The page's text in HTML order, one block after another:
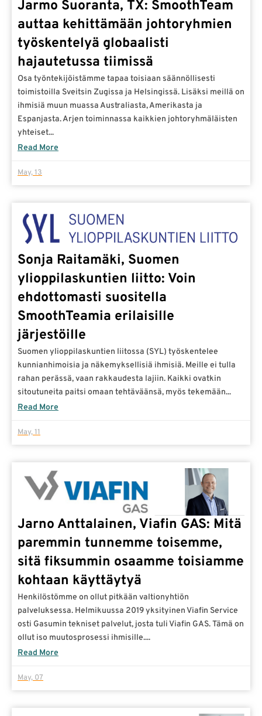
Jarmo Suoranta, TX: SmoothTeam
auttaa kehittämään johtoryhmien
työskentelyä globaalisti
hajautetussa tiimissä
Osa työntekijöistämme tapaa toisiaan säännöllisesti
toimistoilla Sveitsin Zugissa ja Helsingissä. Lisäksi meillä on
ihmisiä muun muassa Australiasta, Amerikasta ja
Espanjasta. Arjen toiminnassa kaikkien johtoryhmäläisten
yhteiset...
Read More
May, 13
Sonja Raitamäki, Suomen
ylioppilaskuntien liitto: Voin
ehdottomasti suositella
SmoothTeamia erilaisille
järjestöille
Suomen ylioppilaskuntien liitossa (SYL) työskentelee
kunnianhimoisia ja näkemyksellisiä ihmisiä. Meille ei tulla
rahan perässä, vaan rakkaudesta lajiin. Kaikki ovatkin
sitoutuneita paitsi omaan tehtäväänsä, myös tekemään...
Read More
May, 11
Jarno Anttalainen, Viafin GAS: Mitä
paremmin tunnemme toisemme,
sitä fiksummin osaamme toisiamme
kohtaan käyttäytyä
Henkilöstömme on ollut pitkään valtionyhtiön
palveluksessa. Helmikuussa 2019 yksityinen Viafin Service
osti Gasumin tekniset palvelut, josta tuli Viafin GAS. Tämä on
ollut iso muutosprosessi ihmisille....
Read More
May, 07